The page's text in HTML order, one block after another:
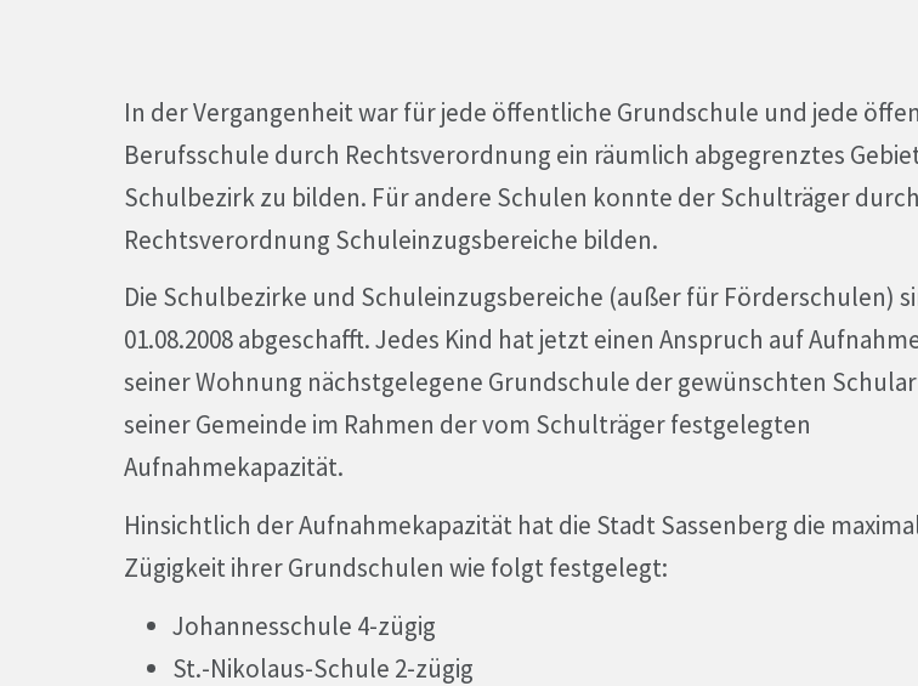
In der Vergangenheit war für jede öffentliche Grundschule und jede
Berufsschule durch Rechtsverordnung ein räumlich abgegrenztes
Schulbezirk zu bilden. Für andere Schulen konnte der Schulträger durch
Rechtsverordnung Schuleinzugsbereiche bilden.
Die Schulbezirke und Schuleinzugsbereiche (außer für Förderschulen)
01.08.2008 abgeschafft. Jedes Kind hat jetzt einen Anspruch auf
seiner Wohnung nächstgelegene Grundschule der gewünschten
seiner Gemeinde im Rahmen der vom Schulträger festgelegten
Aufnahmekapazität.
Hinsichtlich der Aufnahmekapazität hat die Stadt Sassenberg die
Zügigkeit ihrer Grundschulen wie folgt festgelegt:
Johannesschule 4-zügig
St.-Nikolaus-Schule 2-zügig